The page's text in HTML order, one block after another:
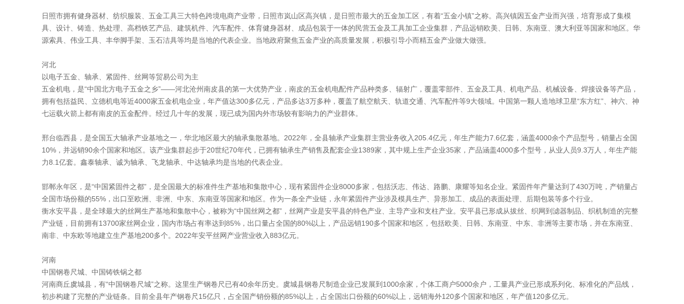
日照市拥有健身器材、纺织服装、五金工具三大特色跨境电商产业带，日照市岚山区高兴镇，是日照市最大的五金加工区，有着“五金小镇”之称。高兴镇因五金产业而兴强，培育形成了集模
具、设计、铸造、热处理、高档铁艺产品、建筑机件、汽车配件、体育健身器材、成品包装于一体的民营五金及工具加工企业集群，产品远销欧美、日韩、东南亚、澳大利亚等国家和地区。华
源索具、伟业工具、丰华脚手架、玉石洁具等均是当地的代表企业。当地政府聚焦五金产业的高质量发展，积极引导小而精五金产业做大做强。
河北
以电子五金、轴承、紧固件、丝网等贸易公司为主
五金机电，是“中国北方电子五金之乡”——河北沧州南皮县的第一大优势产业，南皮的五金机电配件产品种类多、辐射广，覆盖零部件、五金及工具、机电产品、机械设备、焊接设备等产品，
拥有包括益民、立德机电等近4000家五金机电企业，年产值达300多亿元，产品多达3万多种，覆盖了航空航天、轨道交通、汽车配件等9大领域。中国第一颗人造地球卫星“东方红”、神六、神
七运载火箭上都有南皮的五金配件。经过几十年的发展，现已成为国内外市场较有影响力的产业群体。
邢台临西县，是全国五大轴承产业基地之一，华北地区最大的轴承集散基地。2022年，全县轴承产业集群主营业务收入205.4亿元，年生产能力7.6亿套，涵盖4000余个产品型号，销量占全国
10%，并远销90余个国家和地区。该产业集群起步于20世纪70年代，已拥有轴承生产销售及配套企业1389家，其中规上生产企业35家，产品涵盖4000多个型号，从业人员9.3万人，年生产能
力8.1亿套。鑫泰轴承、诚为轴承、飞龙轴承、中达轴承均是当地的代表企业。
邯郸永年区，是“中国紧固件之都”，是全国最大的标准件生产基地和集散中心，现有紧固件企业8000多家，包括沃志、伟达、路鹏、康耀等知名企业。紧固件年产量达到了430万吨，产销量占
全国市场份额的55%，出口至欧洲、非洲、中东、东南亚等国家和地区。作为一条全产业链，永年紧固件产业涉及模具生产、异形加工、成品的表面处理、后期包装等多个行业。
衡水安平县，是全球最大的丝网生产基地和集散中心，被称为“中国丝网之都”，丝网产业是安平县的特色产业、主导产业和支柱产业。安平县已形成从拔丝、织网到滤器制品、织机制造的完整
产业链，目前拥有13700家丝网企业，国内市场占有率达到85%，出口量占全国的80%以上，产品远销190多个国家和地区，包括欧美、日韩、东南亚、中东、非洲等主要市场，并在东南亚、
南非、中东欧等地建立生产基地200多个。2022年安平丝网产业营业收入883亿元。
河南
中国钢卷尺城、中国铸铁锅之都
河南商丘虞城县，有“中国钢卷尺城”之称。这里生产钢卷尺已有40余年历史。虞城县钢卷尺制造企业已发展到1000余家，个体工商户5000余户，工量具产业已形成系列化、标准化的产品线，
初步构建了完整的产业链条。目前全县年产钢卷尺15亿只，占全国产销份额的85%以上，占全国出口份额的60%以上，远销海外120多个国家和地区，年产值120多亿元。